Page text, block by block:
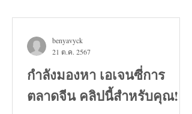
กำลังมองหา เอเจนซี่การ
ตลาดจีน คลิปนี้สำหรับคุณ!
benyavyck
21 ต.ค. 2567